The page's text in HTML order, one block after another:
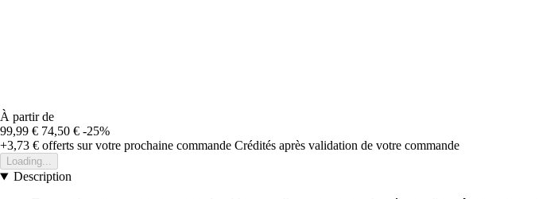
À partir de
99,99 € 74,50 € -25%
+3,73 € offerts sur votre prochaine commande Crédités après validation de votre commande
Loading...
Description